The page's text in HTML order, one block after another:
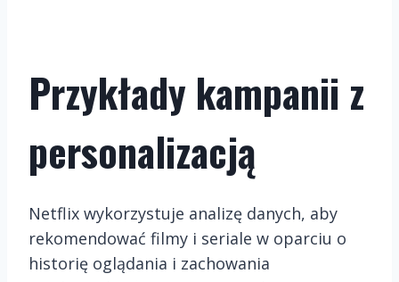
Przykłady kampanii z
personalizacją
Netflix wykorzystuje analizę danych, aby
rekomendować filmy i seriale w oparciu o
historię oglądania i zachowania